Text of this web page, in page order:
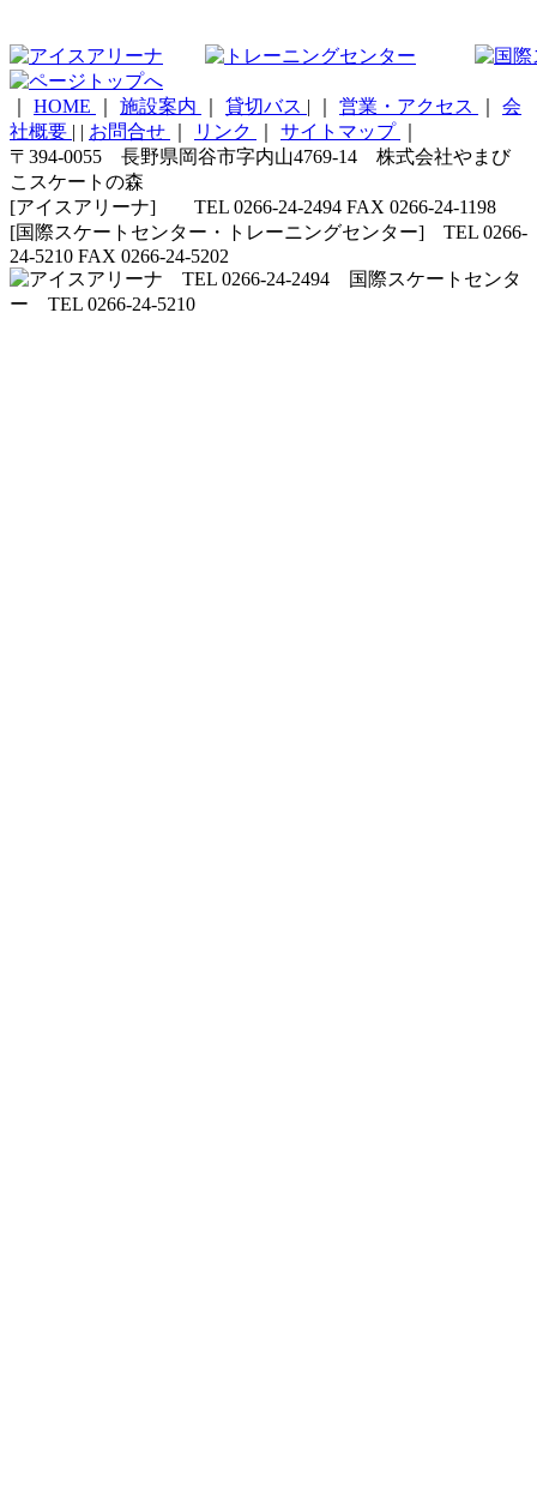
HOME 施設案内 貸切バス | 営業・アクセス
会
社概要 | | お問合せ リンク サイトマップ
〒394-0055 長野県岡谷市字内山4769-14 株式会社やまび
こスケートの森
[アイスアリーナ] TEL 0266-24-2494 FAX 0266-24-1198
[国際スケートセンター・トレーニングセンター] TEL 0266-
24-5210 FAX 0266-24-5202